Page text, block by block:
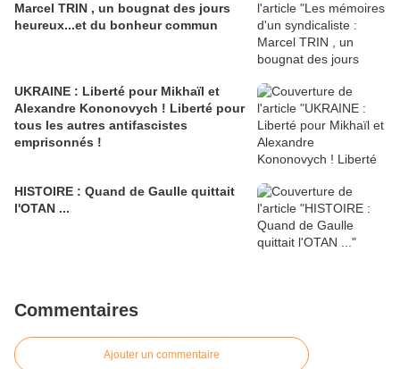
Marcel TRIN , un bougnat des jours
heureux...et du bonheur commun
UKRAINE : Liberté pour Mikhaïl et
Alexandre Kononovych ! Liberté pour
tous les autres antifascistes
emprisonnés !
HISTOIRE : Quand de Gaulle quittait
l'OTAN ...
Commentaires
Ajouter un commentaire